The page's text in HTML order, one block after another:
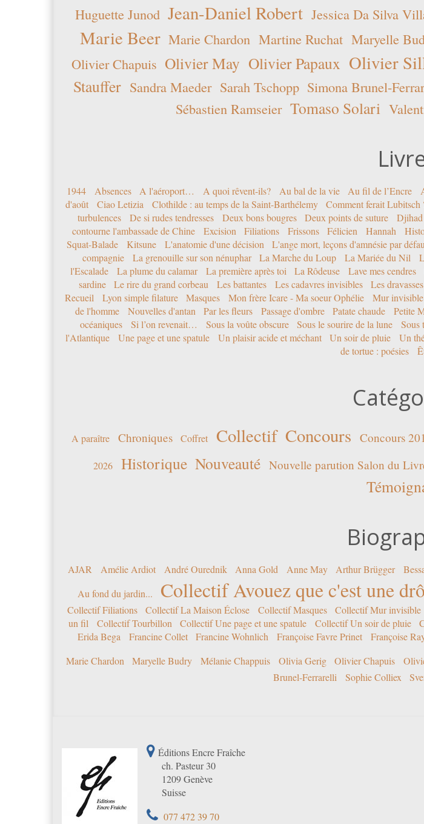
Huguette Junod Jean-Daniel Robert Jessica Da Silva
Marie Beer Marie Chardon Martine Ruchat Maryelle
Olivier Chapuis Olivier May Olivier Papaux Olivier
Stauffer Sandra Maeder Sarah Tschopp Simona Brunel-
Sébastien Ramseier Tomaso Solari
1944 Absences A l'aéroport… A quoi rêvent-ils? Au bal de la vie Au fil de l’Encre
d'août
Ciao Letizia Clothilde : au temps de la Saint-Barthélemy Comment ferait Lubitsch
turbulences
De si rudes tendresses Deux bons bougres Deux points de suture Djihad
contourne l'ambassade de Chine
Excision Filiations Frissons Félicien Hannah
Squat-Balade
Kitsune L'anatomie d'une décision L'ange mort, leçons d'amnésie par
compagnie
La grenouille sur son nénuphar La Marche du Loup La Mariée du Nil
l'Escalade
La plume du calamar La première après toi La Rôdeuse Lave mes cendres
sardine
Le rire du grand corbeau Les battantes Les cadavres invisibles Les dravasses
Recueil
Lyon simple filature Masques Mon frère Icare - Ma soeur Ophélie Mur invisible
de l'homme
Nouvelles d'antan Par les fleurs Passage d'ombre Patate chaude Petite
océaniques
Si l’on revenait… Sous la voûte obscure Sous le sourire de la lune Sous
l'Atlantique
Une page et une spatule Un plaisir acide et méchant Un soir de pluie Un
de tortue : poésies
A paraître Chroniques Coffret Collectif Concours Concours
2026 Historique Nouveauté Nouvelle parution Salon du
AJAR Amélie Ardiot André Ourednik Anna Gold Anne May Arthur Brügger
Au fond du jardin...
Collectif Avouez que c'est une
Collectif Filiations
Collectif La Maison Éclose Collectif Masques Collectif Mur invisible
un fil
Collectif Tourbillon Collectif Une page et une spatule Collectif Un soir de pluie
Erida Bega
Francine Collet Francine Wohnlich Françoise Favre Prinet Françoise
Marie Chardon
Maryelle Budry Mélanie Chappuis Olivia Gerig Olivier Chapuis
Brunel-Ferrarelli
Sophie Colliex
Éditions Encre Fraîche
ch. Pasteur 30
1209 Genève
Suisse
077 472 39 70